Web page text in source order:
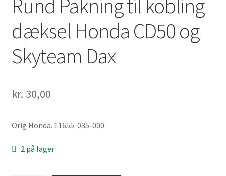
Rund Pakning til kobling
dæksel Honda CD50 og
Skyteam Dax
kr. 30,00
Orig Honda. 11655-035-000
2 på lager